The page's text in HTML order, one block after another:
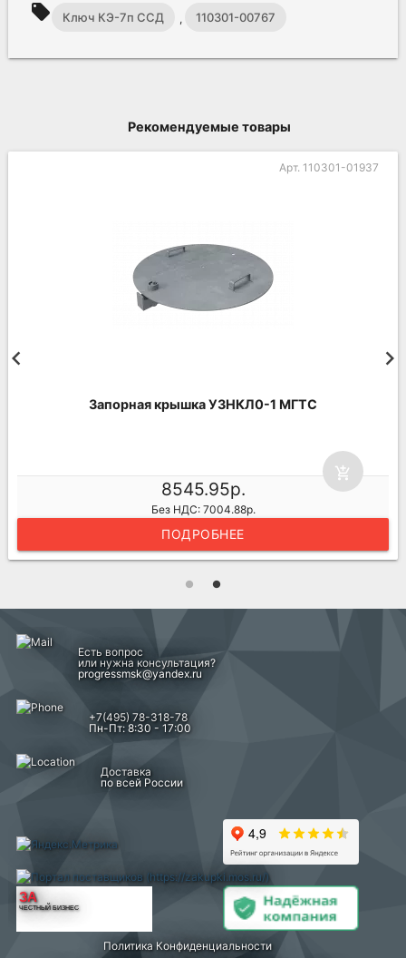
local_offer Ключ КЭ-7п ССД , 110301-00767
Рекомендуемые товары
Арт. 110301-01937
Запорная крышка УЗНКЛ0-1 МГТС
add_shopping_cart
8545.95р.
Без НДС: 7004.88р.
ПОДРОБНЕЕ
Есть вопрос
или нужна консультация?
progressmsk@yandex.ru
+7(495) 78-318-78
Пн-Пт: 8:30 - 17:00
Доставка
по всей России
ЗА
ЧЕСТНЫЙ БИЗНЕС
Политика Конфиденциальности